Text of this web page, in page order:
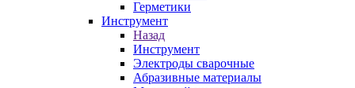
Герметики
Инструмент
Назад
Инструмент
Электроды сварочные
Абразивные материалы